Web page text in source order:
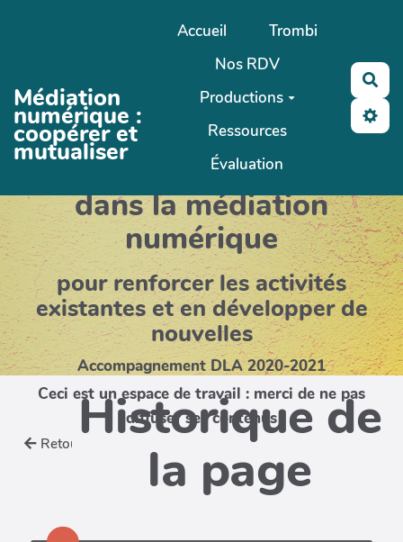
Aller au contenu principal
Médiation
numérique :
coopérer et
mutualiser
Accueil
Trombi
Nos RDV
Productions
Ressources
Évaluation
Coopérer et mutualiser
dans la médiation
numérique
pour renforcer les activités
existantes et en développer de
nouvelles
Accompagnement DLA 2020-2021
Ceci est un espace de travail : merci de ne pas
diffuser ses contenus
RetourHistorique de
la page